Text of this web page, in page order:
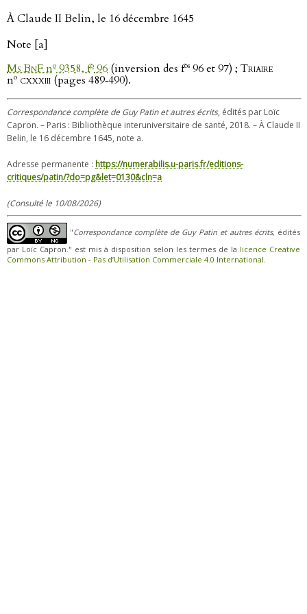
À Claude II Belin, le 16 décembre 1645
Note [a]
Ms BnFno9358, fo96 (inversion des fos 96 et 97) ; Triaire
no cxxxiii (pages 489‑490).
Correspondance complète de Guy Patin et autres écrits, édités par Loïc
Capron. – Paris : Bibliothèque interuniversitaire de santé, 2018. – À Claude II
Belin, le 16 décembre 1645, note a.
Adresse permanente : https://numerabilis.u-paris.fr/editions-
critiques/patin/?do=pg&let=0130&cln=a
(Consulté le 10/08/2026)
"Correspondance complète de Guy Patin et autres écrits, édités
par Loïc Capron." est mis à disposition selon les termes de la licence Creative
Commons Attribution - Pas d’Utilisation Commerciale 4.0 International